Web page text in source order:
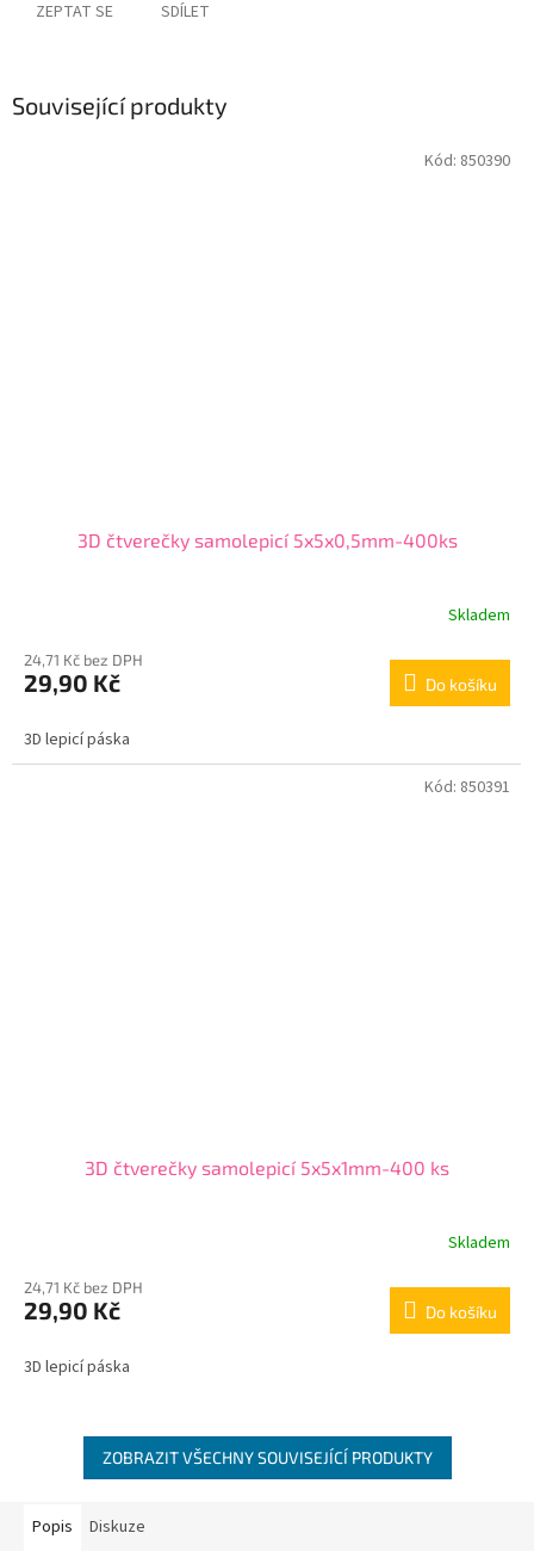
ZEPTAT SE SDÍLET
Související produkty
3D čtverečky samolepicí 5x5x0,5mm-400ks
Skladem
24,71 Kč bez DPH
29,90 Kč Do košíku
3D lepicí páska
Kód: 850390
3D čtverečky samolepicí 5x5x1mm-400 ks
Skladem
24,71 Kč bez DPH
29,90 Kč Do košíku
3D lepicí páska
Kód: 850391
ZOBRAZIT VŠECHNY SOUVISEJÍCÍ PRODUKTY
Popis Diskuze